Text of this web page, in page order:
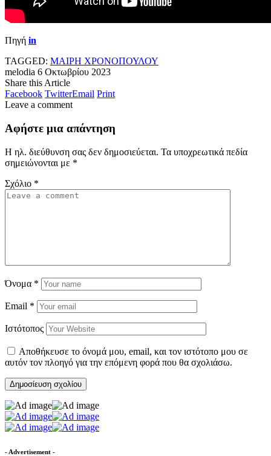
Πηγή in
TAGGED: ΜΑΙΡΗ ΧΡΟΝΟΠΟΥΛΟΥ
melodia 6 Οκτωβρίου 2023
Share this Article
Facebook TwitterEmail Print
Leave a comment
Αφήστε μια απάντηση
Η ηλ. διεύθυνση σας δεν δημοσιεύεται. Τα υποχρεωτικά πεδία
σημειώνονται με *
Σχόλιο *
Όνομα *
Email *
Ιστότοπος
Αποθήκευσε το όνομά μου, email, και τον ιστότοπο μου σε
αυτόν τον πλοηγό για την επόμενη φορά που θα σχολιάσω.
- Advertisement -